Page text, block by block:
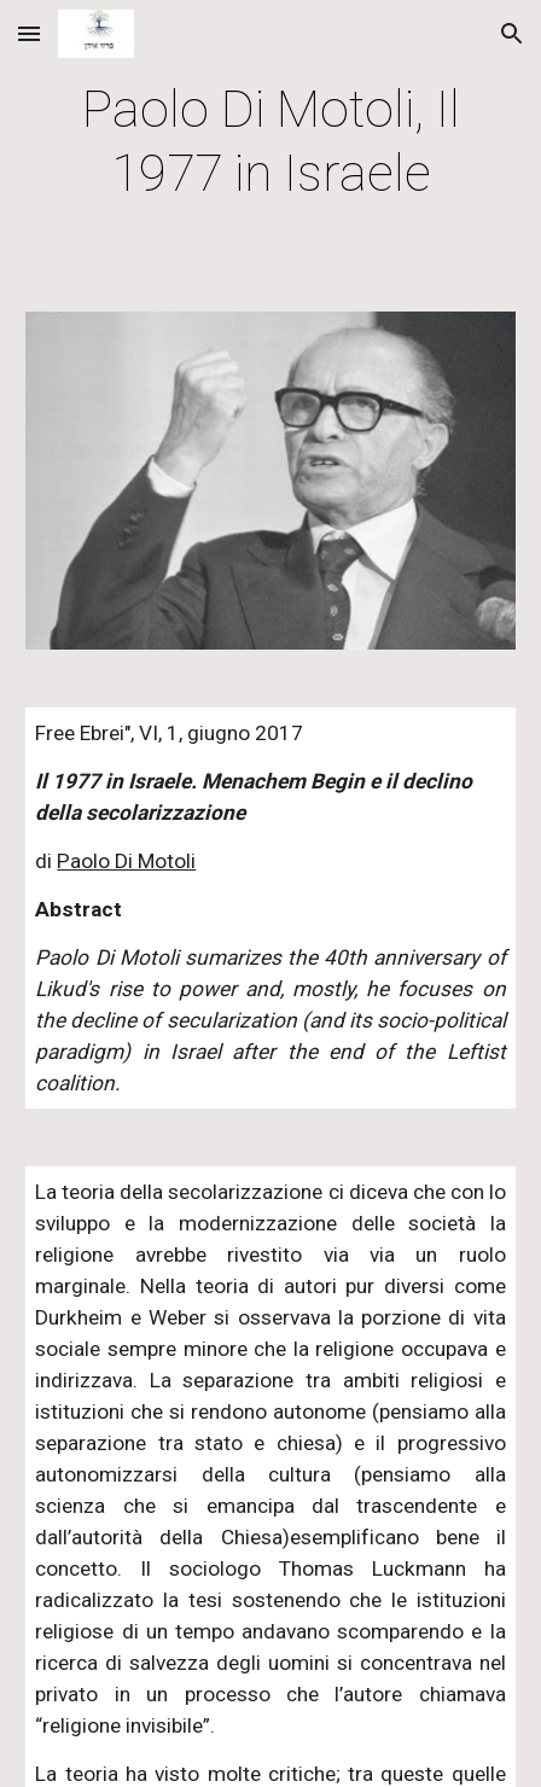
Skip to main content Skip to navigation
Paolo Di Motoli, Il
1977 in Israele
Free Ebrei", VI, 1, giugno 2017
Il 1977 in Israele. Menachem Begin e il declino
della secolarizzazione
di Paolo Di Motoli
Abstract
Paolo Di Motoli sumarizes the 40th anniversary of
Likud's rise to power and, mostly, he focuses on
the decline of secularization (and its socio-political
paradigm) in Israel after the end of the Leftist
coalition.
La teoria della secolarizzazione ci diceva che con lo
sviluppo e la modernizzazione delle società la
religione avrebbe rivestito via via un ruolo
marginale. Nella teoria di autori pur diversi come
Durkheim e Weber si osservava la porzione di vita
sociale sempre minore che la religione occupava e
indirizzava. La separazione tra ambiti religiosi e
istituzioni che si rendono autonome (pensiamo alla
separazione tra stato e chiesa) e il progressivo
autonomizzarsi della cultura (pensiamo alla
scienza che si emancipa dal trascendente e
dall’autorità della Chiesa)esemplificano bene il
concetto. Il sociologo Thomas Luckmann ha
radicalizzato la tesi sostenendo che le istituzioni
religiose di un tempo andavano scomparendo e la
ricerca di salvezza degli uomini si concentrava nel
privato in un processo che l’autore chiamava
“religione invisibile”.
La teoria ha visto molte critiche; tra queste quelle